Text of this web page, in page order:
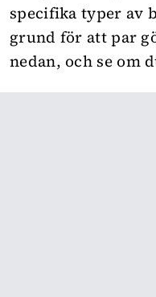
specifika typer av
grund för att par
nedan, och se om